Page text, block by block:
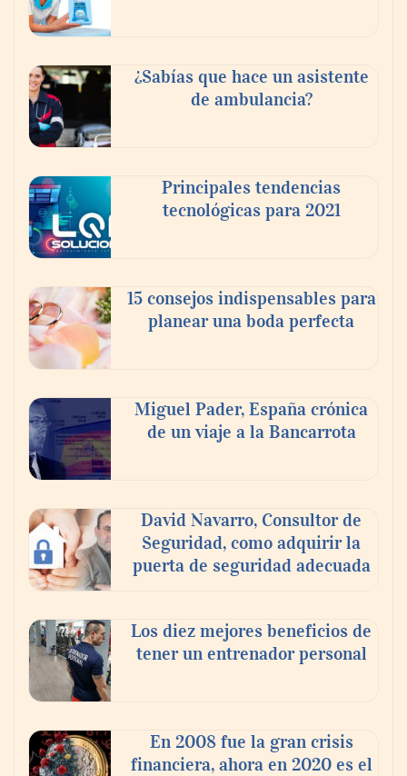
Sierra de Guadalupe
La cartera vencida hipotecaria aumenta al
doble de velocidad que la cartera sana en
Toro Tapas inaugura su Raw Bar: una
experiencia desde mediodía hasta el
anochecer con cocina abierta
¿Sabías que hace un asistente
de ambulancia?
Principales tendencias
tecnológicas para 2021
15 consejos indispensables para
planear una boda perfecta
Miguel Pader, España crónica
de un viaje a la Bancarrota
David Navarro, Consultor de
Seguridad, como adquirir la
puerta de seguridad adecuada
Los diez mejores beneficios de
tener un entrenador personal
En 2008 fue la gran crisis
financiera, ahora en 2020 es el